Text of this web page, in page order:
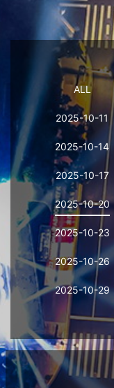
ALL
2025-10-11
2025-10-14
2025-10-17
2025-10-20
2025-10-23
2025-10-26
2025-10-29